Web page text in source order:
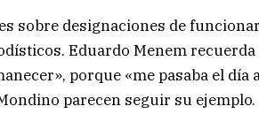
sobre designaciones de
Eduardo Menem recuerda
porque «me pasaba el día
parecen seguir su ejemplo.